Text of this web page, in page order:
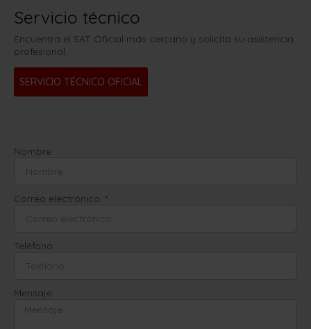
Servicio técnico
Encuentra el SAT Oficial más cercano y solicita su asistencia
profesional.
SERVICIO TÉCNICO OFICIAL
Nombre
Correo electrónico
Teléfono
Mensaje